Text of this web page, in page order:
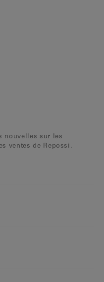
nouvelles sur les
ventes de Repossi.